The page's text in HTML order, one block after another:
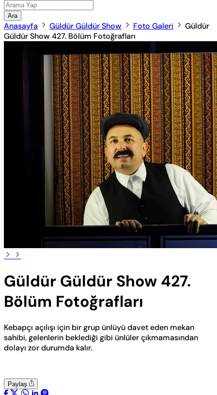
Ara
Anasayfa Güldür Güldür Show Foto Galeri
Güldür
Güldür Show 427. Bölüm Fotoğrafları
Güldür Güldür Show 427.
Bölüm Fotoğrafları
Kebapçı açılışı için bir grup ünlüyü davet eden mekan
sahibi, gelenlerin beklediği gibi ünlüler çıkmamasından
dolayı zor durumda kalır.
Paylaş